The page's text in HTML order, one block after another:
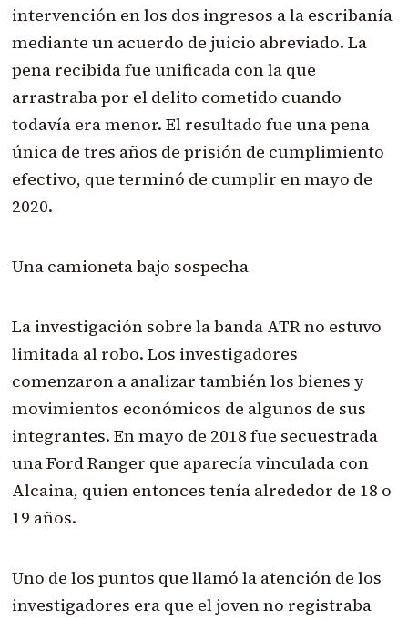
intervención en los dos ingresos a la escribanía
mediante un acuerdo de juicio abreviado. La
pena recibida fue unificada con la que
arrastraba por el delito cometido cuando
todavía era menor. El resultado fue una pena
única de tres años de prisión de cumplimiento
efectivo, que terminó de cumplir en mayo de
2020.
Una camioneta bajo sospecha
La investigación sobre la banda ATR no estuvo
limitada al robo. Los investigadores
comenzaron a analizar también los bienes y
movimientos económicos de algunos de sus
integrantes. En mayo de 2018 fue secuestrada
una Ford Ranger que aparecía vinculada con
Alcaina, quien entonces tenía alrededor de 18 o
19 años.
Uno de los puntos que llamó la atención de los
investigadores era que el joven no registraba